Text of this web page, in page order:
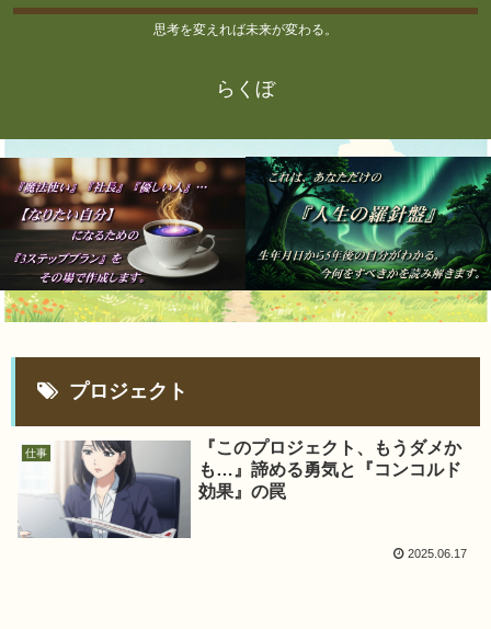
思考を変えれば未来が変わる。
らくぼ
プロジェクト
仕事
『このプロジェクト、もうダメか
も…』諦める勇気と『コンコルド
効果』の罠
2025.06.17